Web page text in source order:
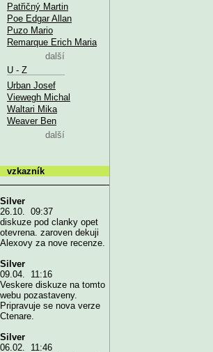
Patřičný Martin
Poe Edgar Allan
Puzo Mario
Remarque Erich Maria
další
U - Z
Urban Josef
Viewegh Michal
Waltari Mika
Weaver Ben
další
vzkazník
Silver
26.10. 09:37
diskuze pod clanky opet
otevrena. zaroven dekuji
Alexovy za nove recenze.
Silver
09.04. 11:16
Veskere diskuze na tomto
webu pozastaveny.
Pripravuje se nova verze
Ctenare.
Silver
06.02. 11:46